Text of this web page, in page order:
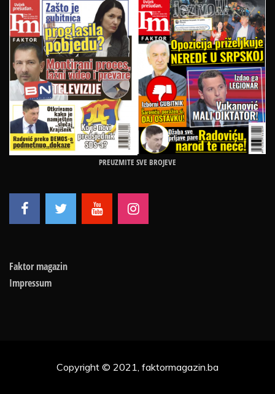
PREUZMITE SVE BROJEVE
Faktor magazin
Impressum
Copyright © 2021, faktormagazin.ba